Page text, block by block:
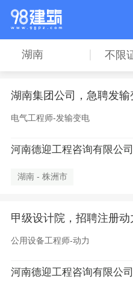
湖南 不限
湖南集团公司，急聘发
电气工程师-发输变电
河南德迎工程咨询有限公司
湖南 - 株洲市
甲级设计院，招聘注册
公用设备工程师-动力
河南德迎工程咨询有限公司